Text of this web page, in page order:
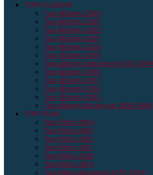
TOPS ALBUMS
Top Albums 2024
Top Albums 2023
Top Albums 2022
Top Albums 2021
Top Albums 2020
Top Albums 2019
Top albums Décennie 2010-2019
Top Albums 2018
Top Albums 2017
Top Albums 2016
Top Albums 2015
Top albums décennie 2000-2009
TOP FILMS
Top Films 2024
Top Films 2023
Top Films 2022
Top Films 2021
Top Films 2020
Top Films 2019
Top Films décennie 2010-2019